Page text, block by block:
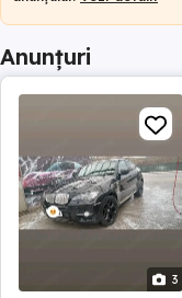
Anunțuri
3